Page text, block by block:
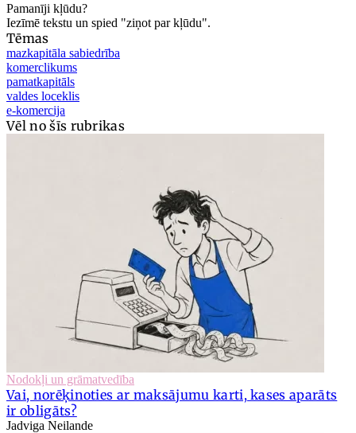
Pamanīji kļūdu?
Iezīmē tekstu un spied "ziņot par kļūdu".
Tēmas
mazkapitāla sabiedrība
komerclikums
pamatkapitāls
valdes loceklis
e-komercija
Vēl no šīs rubrikas
Nodokļi un grāmatvedība
Vai, norēķinoties ar maksājumu karti, kases aparāts
ir obligāts?
Jadviga Neilande